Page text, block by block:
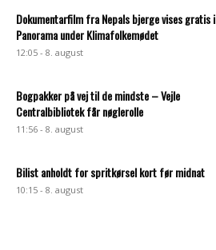
Dokumentarfilm fra Nepals bjerge vises gratis i
Panorama under Klimafolkemødet
12:05 - 8. august
Bogpakker på vej til de mindste – Vejle
Centralbibliotek får nøglerolle
11:56 - 8. august
Bilist anholdt for spritkørsel kort før midnat
10:15 - 8. august